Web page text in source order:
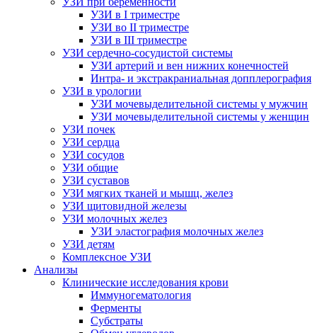
УЗИ в I триместре
УЗИ во II триместре
УЗИ в III триместре
УЗИ сердечно-сосудистой системы
УЗИ артерий и вен нижних конечностей
Интра- и экстракраниальная допплерография
УЗИ в урологии
УЗИ мочевыделительной системы у мужчин
УЗИ мочевыделительной системы у женщин
УЗИ почек
УЗИ сердца
УЗИ сосудов
УЗИ общие
УЗИ суставов
УЗИ мягких тканей и мышц, желез
УЗИ щитовидной железы
УЗИ молочных желез
УЗИ эластография молочных желез
УЗИ детям
Комплексное УЗИ
Анализы
Клинические исследования крови
Иммуногематология
Ферменты
Субстраты